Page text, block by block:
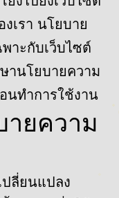
เรา นโยบาย
าะกับเว็บไซต์
านโยบายความ
นทำการใช้งาน
ายความ
ปลี่ยนแปลง